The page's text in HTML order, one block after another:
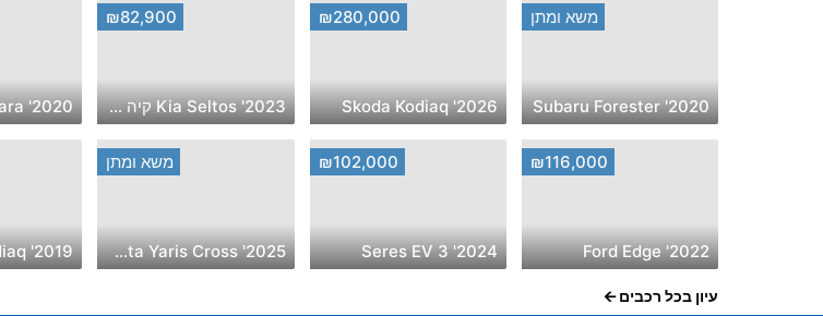
משא ומתן
2020' Subaru Forester
₪280,000
2026' Skoda Kodiaq
₪82,900
2023' Kia Seltos קיה סלטוס 2020' Suzuki Vitara
₪116,000
2022' Ford Edge
₪102,000
2024' Seres EV 3
משא ומתן
2025' Toyota Yaris Cross
2019' Skoda Kodiaq
עיון בכל רכבים